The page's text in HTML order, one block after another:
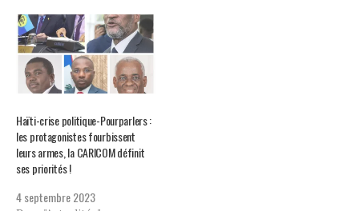
Haïti-crise politique-Pourparlers :
les protagonistes fourbissent
leurs armes, la CARICOM définit
ses priorités !
4 septembre 2023